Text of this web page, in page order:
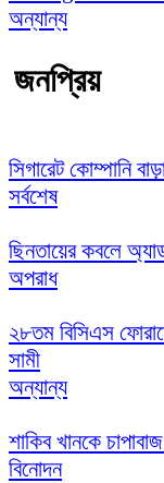
অন্যান্য
জনপ্রিয়
সিগারেট কোম্পানি
সর্বশেষ
ছিনতায়ের কবলে
অপরাধ
২৮তম বিসিএস
সামী
অন্যান্য
শাকিব খানকে
বিনোদন